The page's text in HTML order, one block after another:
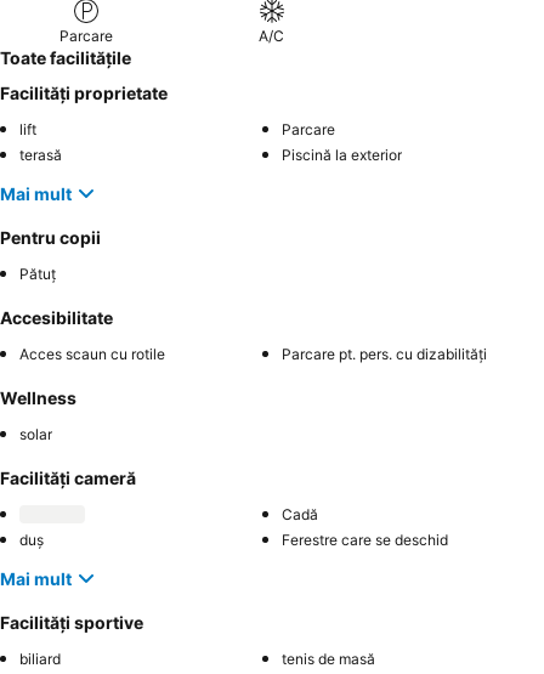
Parcare A/C
Toate facilitățile
Facilități proprietate
lift
Parcare
terasă
Piscină la exterior
Mai mult
Pentru copii
Pătuț
Accesibilitate
Acces scaun cu rotile Parcare pt. pers. cu dizabilități
Wellness
solar
Facilități cameră
Cadă
duș
Ferestre care se deschid
Mai mult
Facilități sportive
biliard tenis de masă